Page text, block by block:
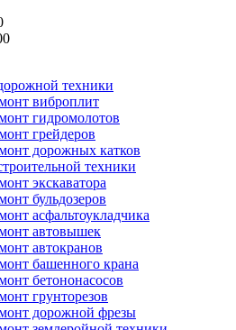
техники
виброплит
гидромолотов
грейдеров
дорожных катков
техники
экскаватора
бульдозеров
асфальтоукладчика
автовышек
автокранов
башенного крана
бетононасосов
грунторезов
дорожной фрезы